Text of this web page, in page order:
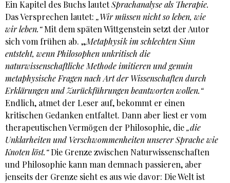
Ein Kapitel des Buchs lautetSprachanalyse als Therapie.
Das Versprechen lautet: „Wir müssen nicht so leben, wie
wir leben.“Mit dem späten Wittgenstein setzt der Autor
sich vom frühen ab. „Metaphysik im schlechten Sinn
entsteht, wenn Philosophen unkritisch die
naturwissenschaftliche Methode imitieren und genuin
metaphysische Fragen nach Art der Wissenschaften durch
Erklärungen und Zurückführungen beantworten wollen.“
Endlich, atmet der Leser auf, bekommt er einen
kritischen Gedanken entfaltet. Dann aber liest er vom
therapeutischen Vermögen der Philosophie, die„die
Unklarheiten und Verschwommenheiten unserer Sprache wie
Knoten löst.“Die Grenze zwischen Naturwissenschaften
und Philosophie kann man demnach passieren, aber
jenseits der Grenze sieht es aus wie davor: Die Welt ist